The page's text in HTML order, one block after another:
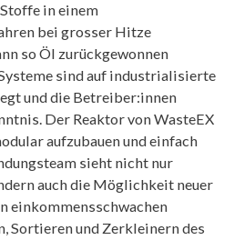
in einem
bei grosser Hitze
so Öl zurückgewonnen
sind auf industrialisierte
und die Betreiber:innen
Der Reaktor von WasteEX
aufzubauen und einfach
sieht nicht nur
auch die Möglichkeit neuer
einkommensschwachen
Sortieren und Zerkleinern des